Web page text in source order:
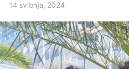
14 svibnja, 2024